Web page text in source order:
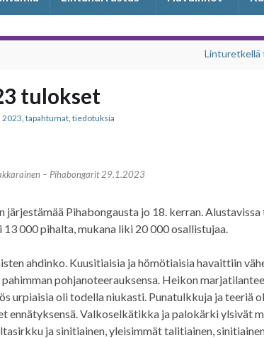
Linturetkellä
tulokset
2023, tapahtumat, tiedotuksia
– Pihabongarit 29.1.2023
Pihabongausta jo 18. kerran.
000 pihalta, mukana liki 20 000 osallistujaa.
ahdinko. Kuusitiaisia ja hömötiaisia havaittiin
pohjanoteerauksensa. Heikon
urpiaisia oli todella niukasti. Punatulkkuja ja teeriä
Valkoselkätikka ja palokärki ylsivät
ja sinitiainen, yleisimmät talitiainen,